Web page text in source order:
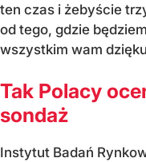
ten czas i żebyście
od tego, gdzie
wszystkim wam
Tak Polacy
sondaż
Instytut Badań